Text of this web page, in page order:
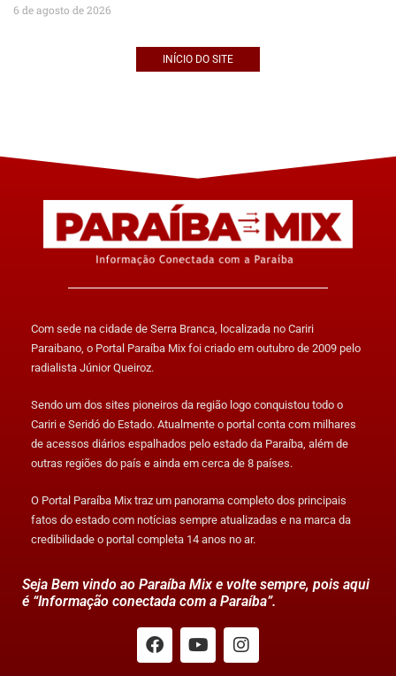
6 de agosto de 2026
INÍCIO DO SITE
Com sede na cidade de Serra Branca, localizada no Cariri
Paraibano, o Portal Paraíba Mix foi criado em outubro de 2009 pelo
radialista Júnior Queiroz.
Sendo um dos sites pioneiros da região logo conquistou todo o
Cariri e Seridó do Estado. Atualmente o portal conta com milhares
de acessos diários espalhados pelo estado da Paraíba, além de
outras regiões do país e ainda em cerca de 8 países.
O Portal Paraíba Mix traz um panorama completo dos principais
fatos do estado com notícias sempre atualizadas e na marca da
credibilidade o portal completa 14 anos no ar.
Seja Bem vindo ao Paraíba Mix e volte sempre, pois aqui
é “Informação conectada com a Paraíba”.